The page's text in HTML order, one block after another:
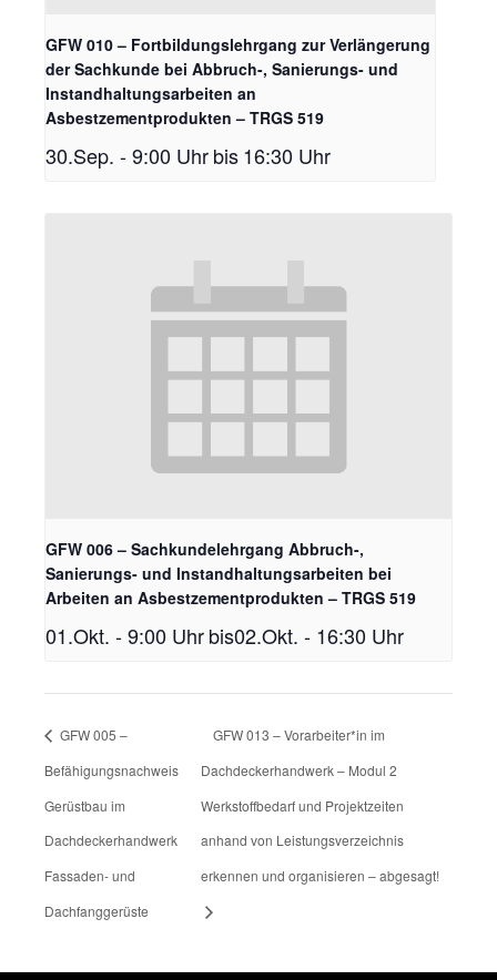
GFW 010 – Fortbildungslehrgang zur Verlängerung
der Sachkunde bei Abbruch-, Sanierungs- und
Instandhaltungsarbeiten an
Asbestzementprodukten – TRGS 519
30.Sep. - 9:00 Uhrbis16:30 Uhr
GFW 006 – Sachkundelehrgang Abbruch-,
Sanierungs- und Instandhaltungsarbeiten bei
Arbeiten an Asbestzementprodukten – TRGS 519
01.Okt. - 9:00 Uhrbis02.Okt. - 16:30 Uhr
GFW 005 –
Befähigungsnachweis
Gerüstbau im
Dachdeckerhandwerk
Fassaden- und
Dachfanggerüste
GFW 013 – Vorarbeiter*in im
Dachdeckerhandwerk – Modul 2
Werkstoffbedarf und Projektzeiten
anhand von Leistungsverzeichnis
erkennen und organisieren – abgesagt!